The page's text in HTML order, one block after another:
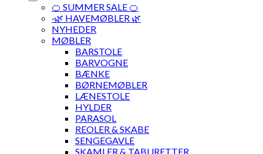
🍊 SUMMER SALE 🍊
·🌿 HAVEMØBLER 🌿
NYHEDER
MØBLER
BARSTOLE
BARVOGNE
BÆNKE
BØRNEMØBLER
LÆNESTOLE
HYLDER
PARASOL
REOLER & SKABE
SENGEGAVLE
SKAMLER & TABURETTER